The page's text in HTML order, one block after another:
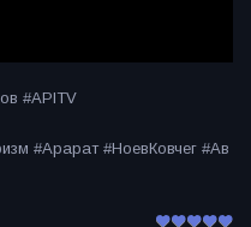
#APITV
#Арарат #НоевКовчег #Ав